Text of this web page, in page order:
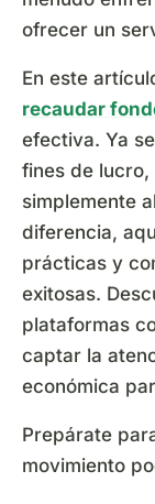
ofrecer un
En este
recaudar
efectiva. Ya
fines de
simplemente
diferencia,
prácticas y
exitosas.
plataformas
captar la
económica
Prepárate
movimiento